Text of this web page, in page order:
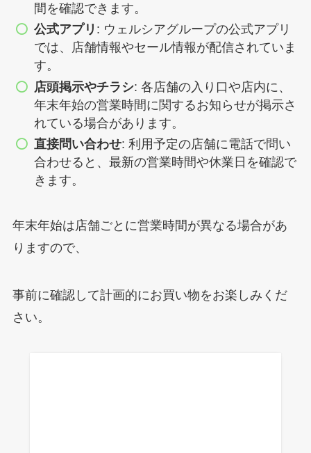
間を確認できます。
公式アプリ : ウェルシアグループの公式アプリ
では、店舗情報やセール情報が配信されていま
す。
店頭掲示やチラシ: 各店舗の入り口や店内に、
年末年始の営業時間に関するお知らせが掲示さ
れている場合があります。
直接問い合わせ: 利用予定の店舗に電話で問い
合わせると、最新の営業時間や休業日を確認で
きます。
年末年始は店舗ごとに営業時間が異なる場合があ
りますので、
事前に確認して計画的にお買い物をお楽しみくだ
さい。